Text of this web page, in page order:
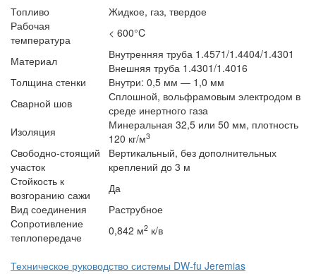
Топливо
Жидкое, газ, твердое
Рабочая
температура
< 600°C
Материал
Внутренняя труба 1.4571/1.4404/1.4301
Внешняя труба 1.4301/1.4016
Толщина стенки
Внутри: 0,5 мм — 1,0 мм
Сварной шов
Сплошной, вольфрамовым электродом в
среде инертного газа
Изоляция
Минеральная 32,5 или 50 мм, плотность
120 кг/м3
Свободно-стоящий
участок
Вертикальный, без дополнительных
креплений до 3 м
Стойкость к
возгоранию сажи
Да
Вид соединения
Раструбное
Сопротивление
теплопередаче
0,842 м2 к/в
Техническое руководство системы DW-fu Jeremias